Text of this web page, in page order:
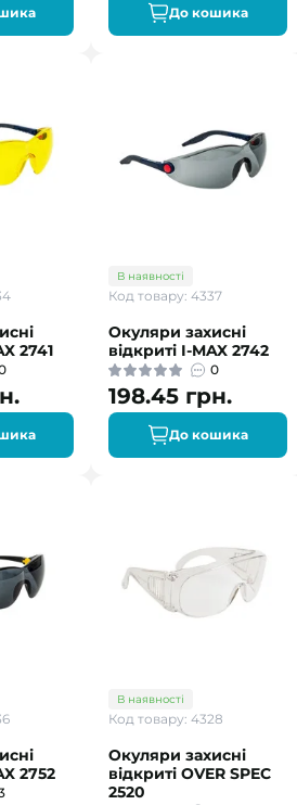
До кошика
2741
В наявності
Код товару: 4337
Окуляри захисні
відкриті I-MAX 2742
0
198.45 грн.
До кошика
2752
В наявності
Код товару: 4328
Окуляри захисні
відкриті OVER SPEC
2520